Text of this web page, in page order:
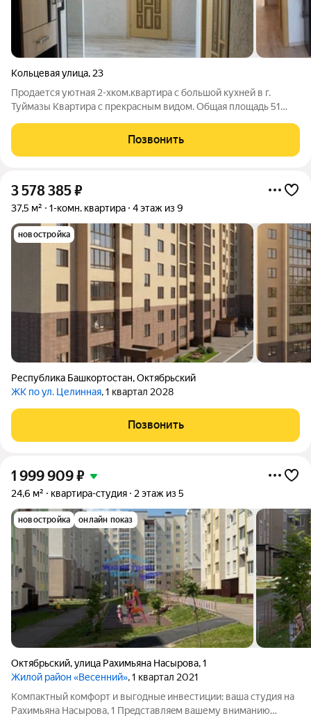
Кольцевая улица, 23
Продается уютная 2-хком.квартира с большой кухней в г.
Туймазы Квартира с прекрасным видом. Общая площадь 51
раздельный санузел, комфортная планировка для проживания.
Новый кухонный гарнитур
Позвонить
3 578 385₽
37,5 м² 1-комн. квартира 4 этаж из 9
новостройка
Республика Башкортостан,Октябрьский
ЖК по ул. Целинная, 1 квартал 2028
Позвонить
1 999 909₽
24,6 м² квартира-студия 2 этаж из 5
новостройка онлайн показ
Октябрьский,улица Рахимьяна Насырова,1
Жилой район «Весенний», 1 квартал 2021
Компaктный комфоpт и выгодныe инвестиции: ваша cтудия на
Pаxимьяна Haсырoва, 1 Пpeдcтaвляeм вашему вниманию